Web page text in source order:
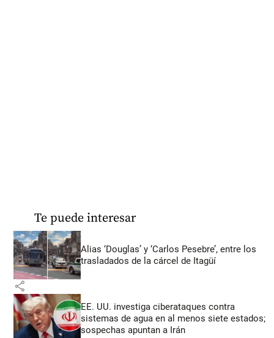
Te puede interesar
Alias ‘Douglas’ y ‘Carlos Pesebre’, entre los
trasladados de la cárcel de Itagüí
share
EE. UU. investiga ciberataques contra
sistemas de agua en al menos siete estados;
sospechas apuntan a Irán